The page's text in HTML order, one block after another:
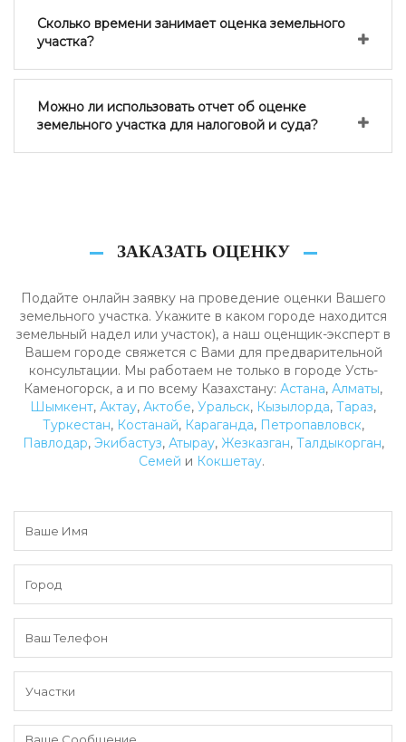
Сколько времени занимает оценка земельного
участка?
Можно ли использовать отчет об оценке
земельного участка для налоговой и суда?
ЗАКАЗАТЬ ОЦЕНКУ
Подайте онлайн заявку на проведение оценки Вашего
земельного участка. Укажите в каком городе находится
земельный надел или участок), а наш оценщик-эксперт в
Вашем городе свяжется с Вами для предварительной
консультации. Мы работаем не только в городе Усть-
Каменогорск, а и по всему Казахстану: Астана, Алматы,
Шымкент, Актау, Актобе, Уральск, Кызылорда, Тараз,
Туркестан, Костанай, Караганда, Петропавловск,
Павлодар, Экибастуз, Атырау, Жезказган, Талдыкорган,
Семей и Кокшетау.